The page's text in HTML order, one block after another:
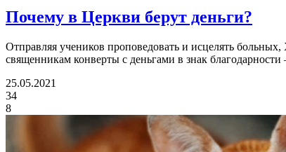
Почему в Церкви берут деньги?
Отправляя учеников проповедовать и исцелять
священникам конверты с деньгами в знак
25.05.2021
34
8